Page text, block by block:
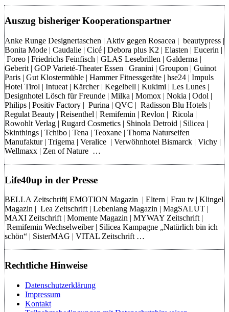
Auszug bisheriger Kooperationspartner
Anke Runge Designertaschen | Aktiv gegen Rosacea | beautypress |
Bonita Mode | Caudalie | Cicé | Debora plus K2 | Elasten | Eucerin |
Foreo | Friedrichs Feinfisch | GLAS Lesebrillen | Galderma |
Geberit | GOP Varieté-Theater Essen | Granini | Groupon | Guinot
Paris | Gut Klostermühle | Hammer Fitnessgeräte | hse24 | Impuls
Hotel Tirol | Intueat | Kärcher | Kegelbell | Kukimi | Les Lunes |
Designhotel Lösch für Freunde | Milka | Momox | Nokia | Odol |
Philips | Positiv Factory | Purina | QVC | Radisson Blu Hotels |
Regulat Beauty | Reisenthel | Remifemin | Revlon | Ricola |
Rowohlt Verlag | Rugard Cosmetics | Shinola Detroid | Silicea |
Skinthings | Tchibo | Tena | Teoxane | Thoma Naturseifen
Manufaktur | Trigema | Veralice | Verwöhnhotel Bismarck | Vichy |
Wellmaxx | Zen of Nature …
Life40up in der Presse
BELLA Zeitschrift| EMOTION Magazin | Eltern | Frau tv | Klingel
Magazin | Lea Zeitschrift | Lebenlang Magazin | MagSALUT |
MAXI Zeitschrift | Momente Magazin | MYWAY Zeitschrift |
Remifemin Wechselweiber | Silicea Kampagne „Natürlich bin ich
schön“ | SisterMAG | VITAL Zeitschrift …
Rechtliche Hinweise
Datenschutzerklärung
Impressum
Kontakt